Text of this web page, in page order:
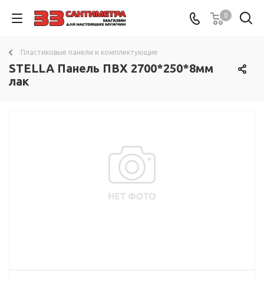
0
Пластиковые панели и комплектующие
STELLA Панель ПВХ 2700*250*8мм
лак